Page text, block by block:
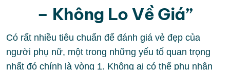
– Không Lo Về Giá”
Có rất nhiều tiêu chuẩn để đánh giá vẻ đẹp của
người phụ nữ, một trong những yếu tố quan trọng
nhất đó chính là vòng 1. Không ai có thể phụ nhận